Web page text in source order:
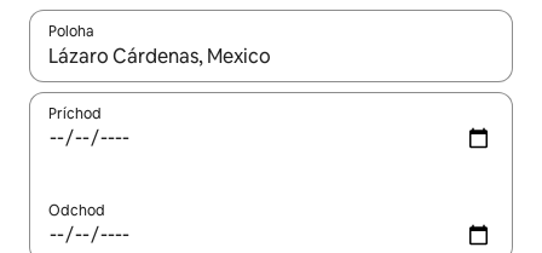
Poloha
Keď budú výsledky k dispozícii, môžete si ich prechádzať
Príchod
Odchod